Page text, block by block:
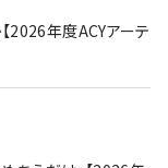
2026年度ACYアーテ